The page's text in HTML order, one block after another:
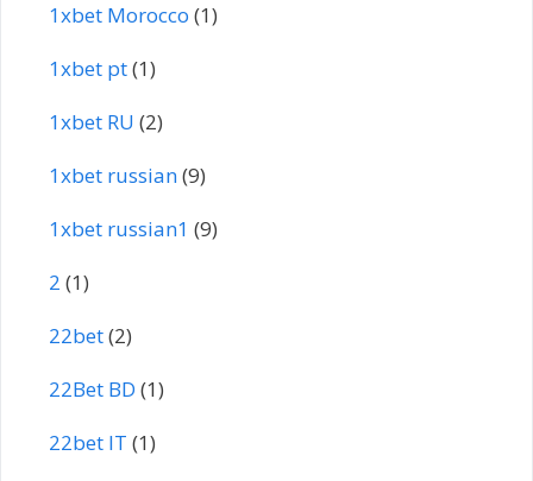
1xbet Morocco (1)
1xbet pt(1)
1xbet RU (2)
1xbet russian(9)
1xbet russian1 (9)
2 (1)
22bet(2)
22Bet BD (1)
22bet IT (1)